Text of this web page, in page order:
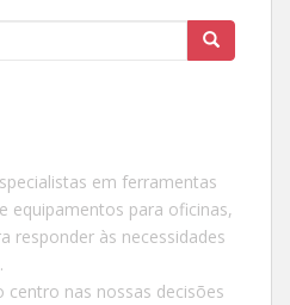
em ferramentas
equipamentos para oficinas,
responder às necessidades
centro nas nossas decisões